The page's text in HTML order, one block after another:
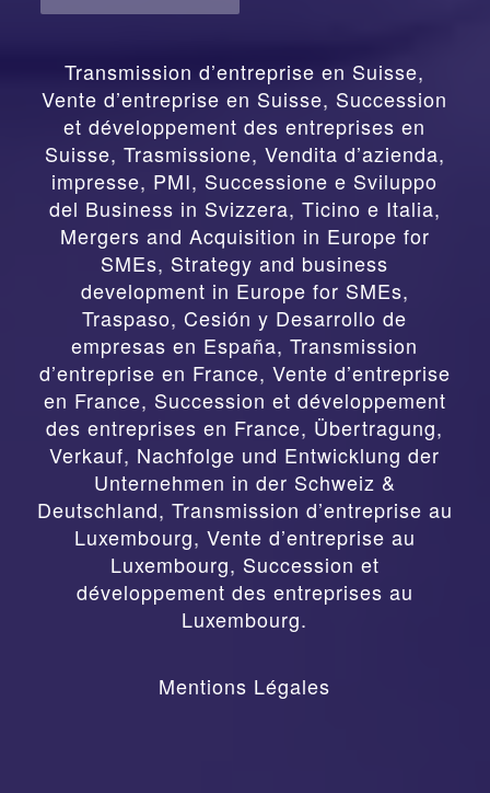
Transmission d’entreprise en Suisse,
Vente d’entreprise en Suisse, Succession
et développement des entreprises en
Suisse, Trasmissione, Vendita d’azienda,
impresse, PMI, Successione e Sviluppo
del Business in Svizzera, Ticino e Italia,
Mergers and Acquisition in Europe for
SMEs, Strategy and business
development in Europe for SMEs,
Traspaso, Cesión y Desarrollo de
empresas en España,Transmission
d’entreprise en France, Vente d’entreprise
en France, Succession et développement
des entreprises en France, Übertragung,
Verkauf, Nachfolge und Entwicklung der
Unternehmen in der Schweiz &
Deutschland, Transmission d’entreprise au
Luxembourg, Vente d’entreprise au
Luxembourg, Succession et
développement des entreprises au
Luxembourg.
Mentions Légales